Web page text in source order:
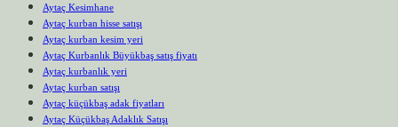
Aytaç Kesimhane
Aytaç kurban hisse satışı
Aytaç kurban kesim yeri
Aytaç Kurbanlık Büyükbaş satış fiyatı
Aytaç kurbanlık yeri
Aytaç kurban satışı
Aytaç küçükbaş adak fiyatları
Aytaç Küçükbaş Adaklık Satışı